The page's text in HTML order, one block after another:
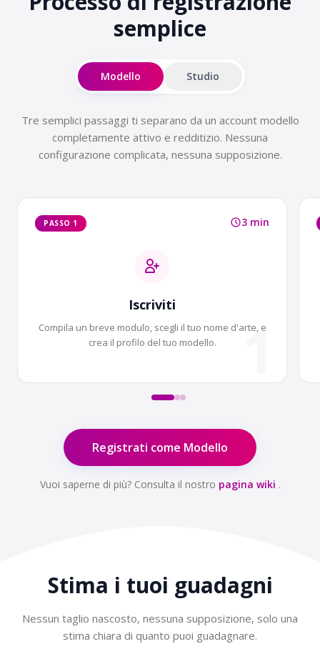
semplice
Modello Studio
Tre semplici passaggi ti separano da un account modello
completamente attivo e redditizio. Nessuna
configurazione complicata, nessuna supposizione.
PASSO 1 3 min
Iscriviti
Compila un breve modulo, scegli il tuo nome d'arte, e
crea il profilo del tuo modello.
1
Registrati come Modello
Vuoi saperne di più? Consulta il nostro pagina wiki .
Stima i tuoi guadagni
Nessun taglio nascosto, nessuna supposizione, solo una
stima chiara di quanto puoi guadagnare.